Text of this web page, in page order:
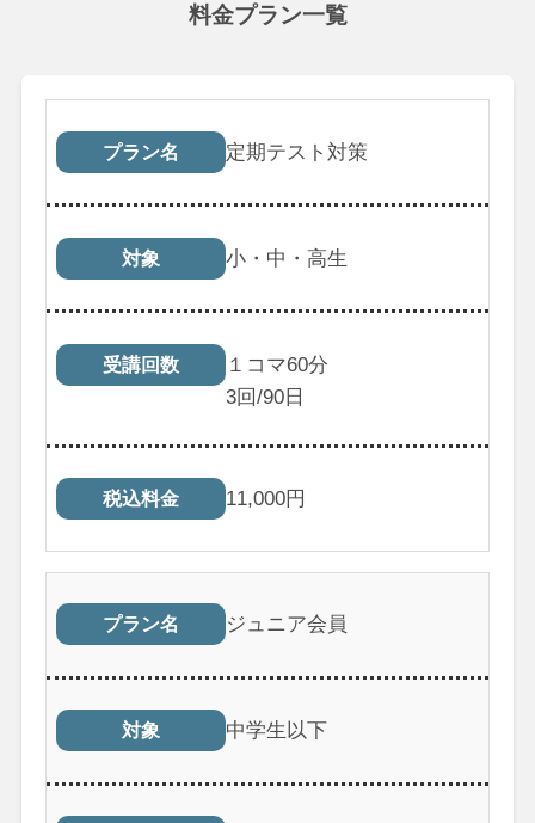
料金プラン一覧
プラン名 対象 受講回数
プラン名 定期テスト対策
対象 小・中・高生
受講回数
１コマ60分
3回/90日
税込料金 11,000円
プラン名 ジュニア会員
対象 中学生以下